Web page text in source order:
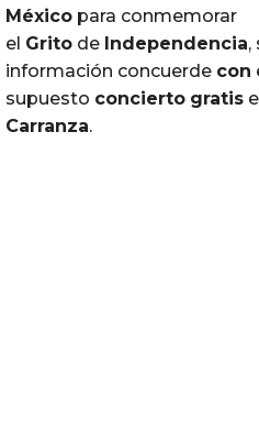
México para conmemorar
el Grito de Independencia,
información concuerde con
supuesto concierto gratis
Carranza.